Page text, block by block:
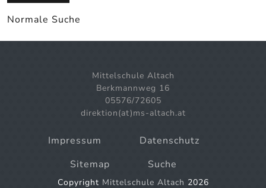
Normale Suche
Mittelschule Altach
Berkmannweg 16
05576/72605
direktion(at)ms-altach.at
Impressum
Datenschutz
Sitemap
Suche
Copyright Mittelschule Altach 2026